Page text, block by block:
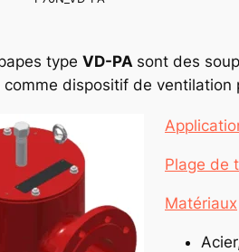
type VD-PA sont des
comme dispositif de ventilation
Plage de
Matériaux